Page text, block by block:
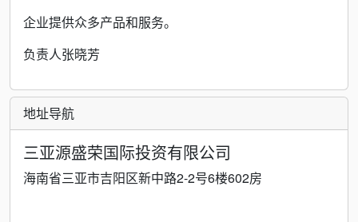
企业提供众多产品和服务。
负责人张晓芳
地址导航
三亚源盛荣国际投资有限公司
海南省三亚市吉阳区新中路2-2号6楼602房